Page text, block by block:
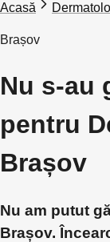
Acasă
Brașov
Nu s-au
pentru
Brașov
Nu am putut
Brașov.